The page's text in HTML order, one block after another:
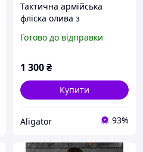
Тактична армійська
фліска олива з
флісова кофта на замку,
grafity
Готово до відправки
1 300₴
Купити
Aligator 93%